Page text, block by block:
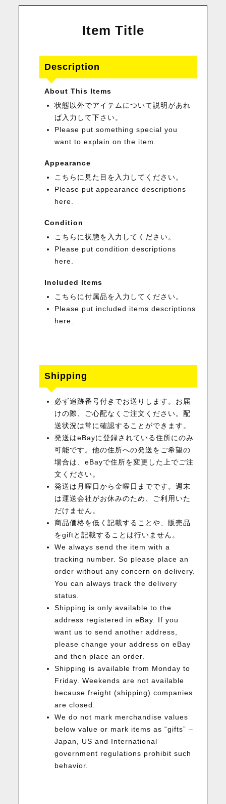
Item Title
Description
About This Items
状態以外でアイテムについて説明があれ
ば入力して下さい。
Please put something special you
want to explain on the item.
Appearance
こちらに見た目を入力してください。
Please put appearance descriptions
here.
Condition
こちらに状態を入力してください。
Please put condition descriptions
here.
Included Items
こちらに付属品を入力してください。
Please put included items descriptions
here.
Shipping
必ず追跡番号付きでお送りします。お届
けの際、ご心配なくご注文ください。配
送状況は常に確認することができます。
発送はeBayに登録されている住所にのみ
可能です。他の住所への発送をご希望の
場合は、eBayで住所を変更した上でご注
文ください。
発送は月曜日から金曜日までです。週末
は運送会社がお休みのため、ご利用いた
だけません。
商品価格を低く記載することや、販売品
をgiftと記載することは行いません。
We always send the item with a
tracking number. So please place an
order without any concern on delivery.
You can always track the delivery
status.
Shipping is only available to the
address registered in eBay. If you
want us to send another address,
please change your address on eBay
and then place an order.
Shipping is available from Monday to
Friday. Weekends are not available
because freight (shipping) companies
are closed.
We do not mark merchandise values
below value or mark items as “gifts” –
Japan, US and International
government regulations prohibit such
behavior.